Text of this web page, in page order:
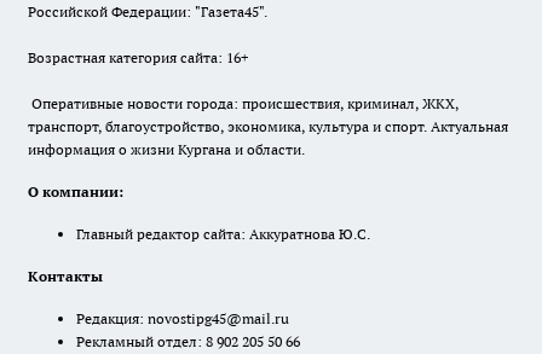
Российской Федерации: "Газета45".
Возрастная категория сайта: 16+
Оперативные новости города: происшествия, криминал, ЖКХ,
транспорт, благоустройство, экономика, культура и спорт. Актуальная
информация о жизни Кургана и области.
О компании:
Главный редактор сайта: Аккуратнова Ю.С.
Контакты
Редакция: novostipg45@mail.ru
Рекламный отдел: 8 902 205 50 66